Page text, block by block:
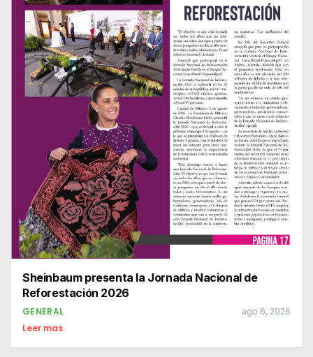
Sheinbaum presenta la Jornada Nacional de
Reforestación 2026
GENERAL ago 6, 2026
Leer mas